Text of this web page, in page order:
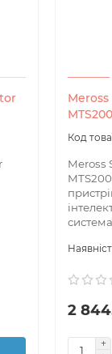
Meross
2